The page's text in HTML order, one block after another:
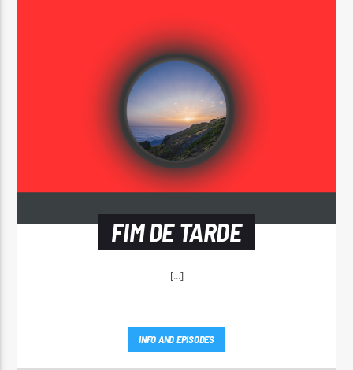
FIM DE TARDE
[...]
INFO AND EPISODES